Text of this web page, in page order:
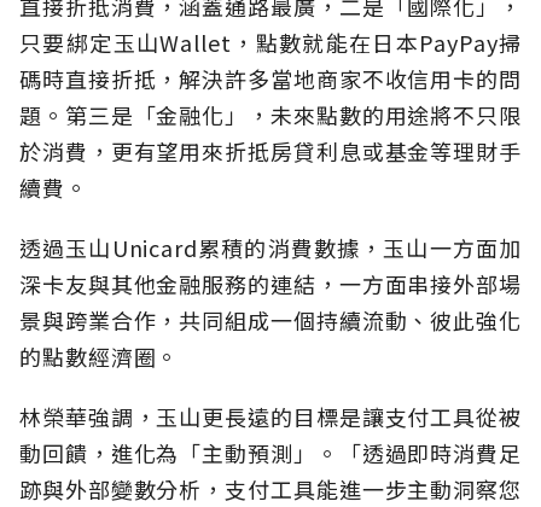
直接折抵消費，涵蓋通路最廣，二是「國際化」，
只要綁定玉山Wallet，點數就能在日本PayPay掃
碼時直接折抵，解決許多當地商家不收信用卡的問
題。第三是「金融化」，未來點數的用途將不只限
於消費，更有望用來折抵房貸利息或基金等理財手
續費。
透過玉山Unicard累積的消費數據，玉山一方面加
深卡友與其他金融服務的連結，一方面串接外部場
景與跨業合作，共同組成一個持續流動、彼此強化
的點數經濟圈。
林榮華強調，玉山更長遠的目標是讓支付工具從被
動回饋，進化為「主動預測」。「透過即時消費足
跡與外部變數分析，支付工具能進一步主動洞察您